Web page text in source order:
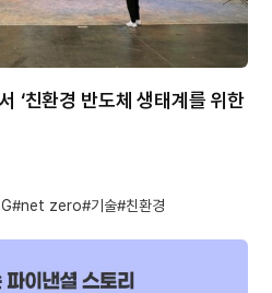
‘친환경 반도체 생태계를 위한
net zero 기술 친환경